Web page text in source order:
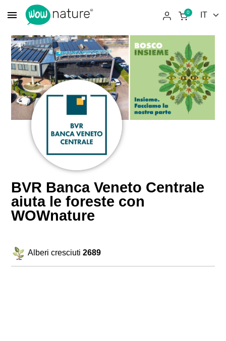
menu 0
BVR Banca Veneto Centrale
aiuta le foreste con
WOWnature
Alberi cresciuti 2689